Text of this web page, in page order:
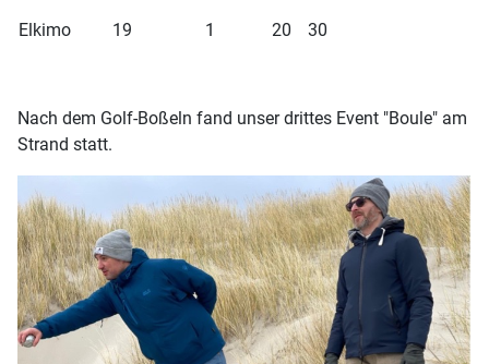
Elkimo 19 1 20 30
Nach dem Golf-Boßeln fand unser drittes Event "Boule" am
Strand statt.